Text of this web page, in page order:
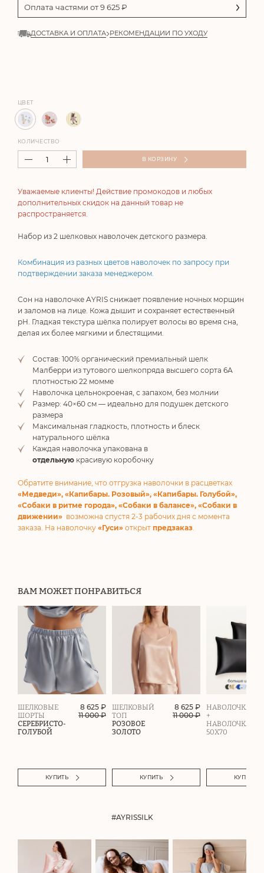
Оплата частями от9 625₽
ДОСТАВКА И ОПЛАТА РЕКОМЕНДАЦИИ ПО УХОДУ
Уважаемые клиенты! Действие промокодов и любых
дополнительных скидок на данный товар не
распространяется.
Набор из 2 шелковых наволочек детского размера.
Комбинация из разных цветов наволочек по запросу при
подтверждении заказа менеджером.
Сон на наволочке AYRIS снижает появление ночных морщин
и заломов на лице. Кожа дышит и сохраняет естественный
pH. Гладкая текстура шёлка полирует волосы во время сна,
делая их более мягкими и блестящими.
Состав: 100% органический премиальный шелк
Малберри из тутового шелкопряда высшего сорта 6А
плотностью 22 момме
Наволочка цельнокроеная, с запахом, без молнии
Размер: 40×60 см — идеально для подушек детского
размера
Максимальная гладкость, плотность и блеск
натурального шёлка
Каждая наволочка упакована в
отдельную красивую коробочку
Обратите внимание, что отгрузка наволочки в расцветках
«Медведи», «Капибары. Розовый», «Капибары. Голубой»,
«Собаки в ритме города», «Собаки в балансе», «Собаки в
движении» возможна спустя 2-3 рабочих дня с момента
заказа. На наволочку «Гуси» открыт предзаказ.
ЦВЕТ
КОЛИЧЕСТВО
В КОРЗИНУ
ВАМ МОЖЕТ ПОНРАВИТЬСЯ
ШЕЛКОВЫЕ
ШОРТЫ
СЕРЕБРИСТО-
ГОЛУБОЙ
8 625 ₽
11 000₽
КУПИТЬ
ШЕЛКОВЫЙ
ТОП
РОЗОВОЕ
ЗОЛОТО
8 625 ₽
11 000₽
КУПИТЬ
НАВОЛОЧКА
+
НАВОЛОЧКА
50Х70
КУПИТЬ
#AYRISSILK